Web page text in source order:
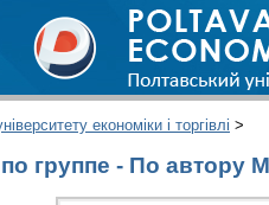
економіки і торгівлі >
группе - По автору